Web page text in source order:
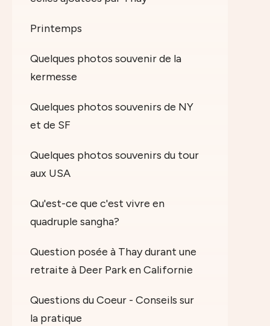
Printemps
Quelques photos souvenir de la
kermesse
Quelques photos souvenirs de NY
et de SF
Quelques photos souvenirs du tour
aux USA
Qu'est-ce que c'est vivre en
quadruple sangha?
Question posée à Thay durant une
retraite à Deer Park en Californie
Questions du Coeur - Conseils sur
la pratique